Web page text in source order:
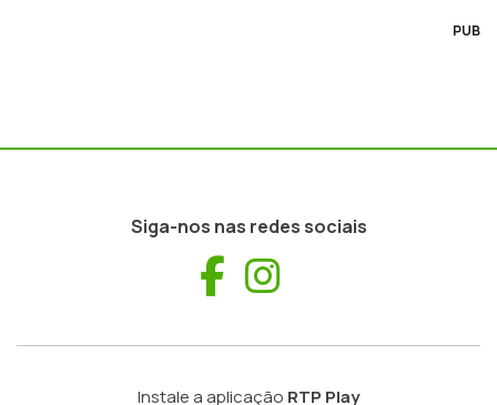
PUB
Siga-nos nas redes sociais
Facebook
Instale a aplicação RTP Play